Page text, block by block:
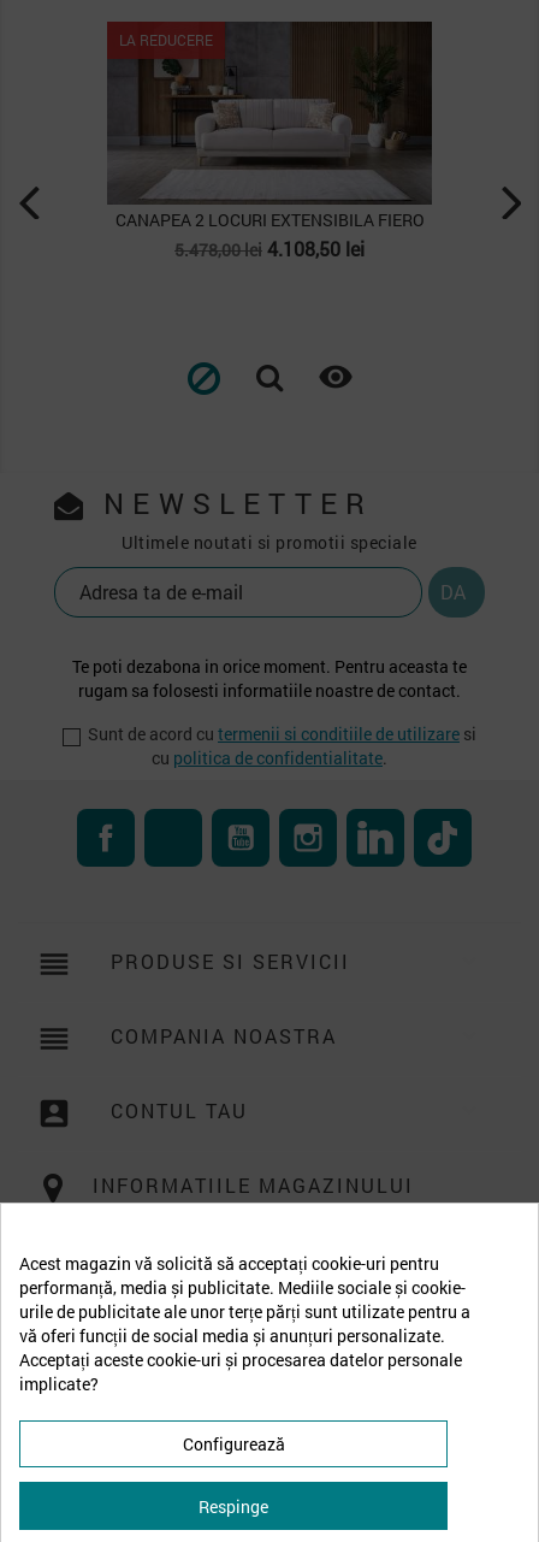
2 LOCURI EXTENSIBILA FIERO
4.108,50 lei

CANAPEA 2
NEWSLETTER
Ultimele noutati si promotii speciale
Te poti dezabona in orice moment. Pentru aceasta te
rugam sa folosesti informatiile noastre de contact.
Sunt de acord cu termenii si conditiile de utilizare si
cu politica de confidentialitate.
FacebookRSS YouTube InstagramLinkedIn
reorder PRODUSE SI SERVICII
reorder COMPANIA NOASTRA
account_box CONTUL TAU
INFORMATIILE MAGAZINULUI
Acest magazin vă solicită să acceptați cookie-uri pentru
performanță, media și publicitate. Mediile sociale și cookie-
urile de publicitate ale unor terțe părți sunt utilizate pentru a
vă oferi funcții de social media și anunțuri personalizate.
Acceptați aceste cookie-uri și procesarea datelor personale
implicate?
Configurează
Respinge